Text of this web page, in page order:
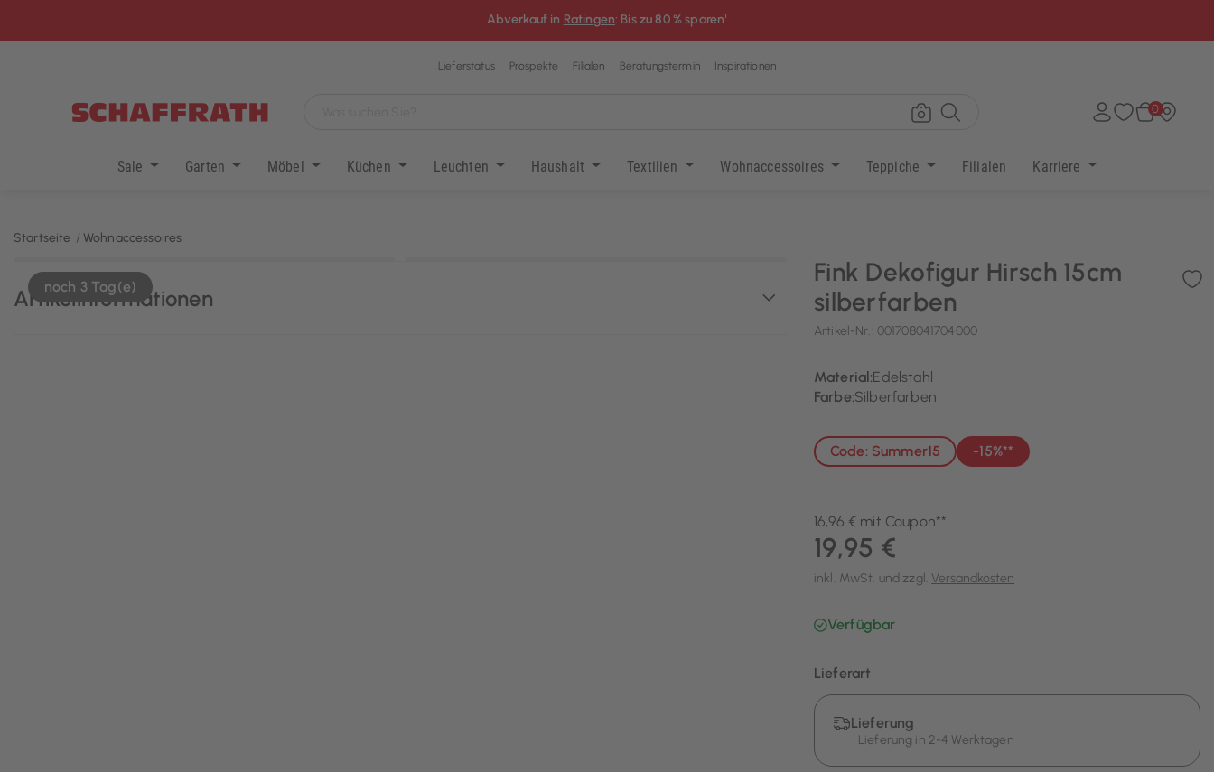
Abverkauf in Ratingen: Bis zu 80 % sparen¹
Lieferstatus Prospekte Filialen Beratungstermin Inspirationen
0
Sale Garten Möbel Küchen Leuchten Haushalt Textilien Wohnaccessoires Teppiche Filialen Karriere
Startseite Wohnaccessoires
noch 3 Tag(e)
Artikelinformationen
Fink Dekofigur Hirsch 15cm
silberfarben
Artikel-Nr.: 001708041704000
Material:Edelstahl
Farbe:Silberfarben
Code: Summer15 -15%**
16,96 € mit Coupon**
19,95 €
inkl. MwSt. und zzgl. Versandkosten
Verfügbar
Lieferart
Lieferung
Lieferung in 2-4 Werktagen